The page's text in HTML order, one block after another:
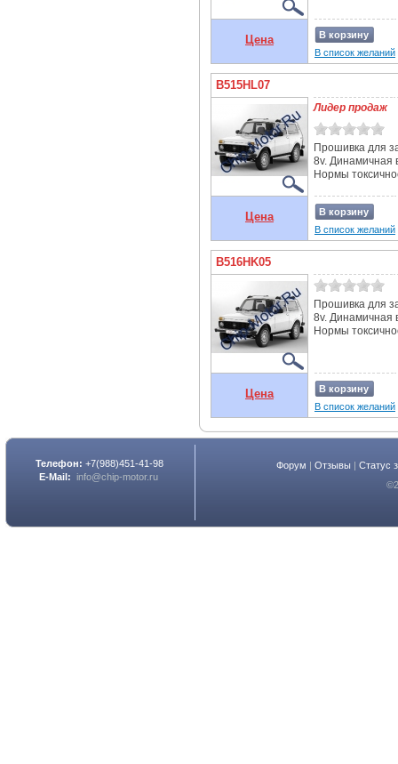
Цена
В корзину
В список желаний
B515HL07
Лидер продаж
Прошивка для
8v. Динамичная
Нормы
Цена
В корзину
В список желаний
B516HK05
Прошивка для
8v. Динамичная
Нормы
Цена
В корзину
В список желаний
Телефон: +7(988)451-41-98
E-Mail: info@chip-motor.ru
Форум |Отзывы |Статус